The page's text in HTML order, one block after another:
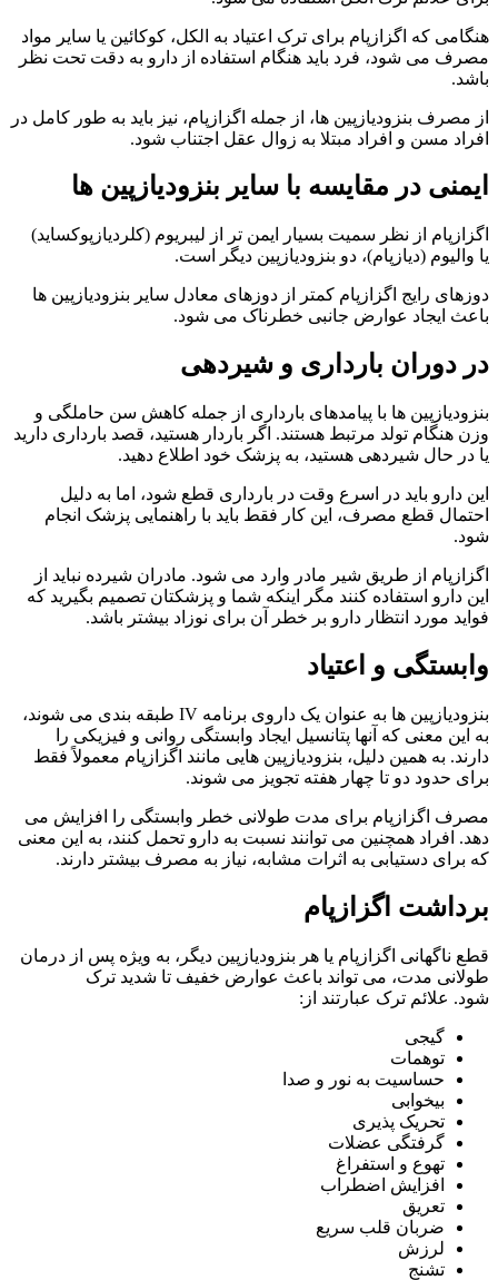
هنگامی که اگزازپام برای ترک اعتیاد به الکل، کوکائین یا سایر مواد
مصرف می شود، فرد باید هنگام استفاده از دارو به دقت تحت نظر
باشد.
از مصرف بنزودیازپین ها، از جمله اگزازپام، نیز باید به طور کامل در
افراد مسن و افراد مبتلا به زوال عقل اجتناب شود.
ایمنی در مقایسه با سایر بنزودیازپین ها
اگزازپام از نظر سمیت بسیار ایمن تر از لیبریوم (کلردیازپوکساید)
یا والیوم (دیازپام)، دو بنزودیازپین دیگر است.
دوزهای رایج اگزازپام کمتر از دوزهای معادل سایر بنزودیازپین ها
باعث ایجاد عوارض جانبی خطرناک می شود.
در دوران بارداری و شیردهی
بنزودیازپین ها با پیامدهای بارداری از جمله کاهش سن حاملگی و
وزن هنگام تولد مرتبط هستند. اگر باردار هستید، قصد بارداری دارید
یا در حال شیردهی هستید، به پزشک خود اطلاع دهید.
این دارو باید در اسرع وقت در بارداری قطع شود، اما به دلیل
احتمال قطع مصرف، این کار فقط باید با راهنمایی پزشک انجام
شود.
اگزازپام از طریق شیر مادر وارد می شود. مادران شیرده نباید از
این دارو استفاده کنند مگر اینکه شما و پزشکتان تصمیم بگیرید که
فواید مورد انتظار دارو بر خطر آن برای نوزاد بیشتر باشد.
وابستگی و اعتیاد
بنزودیازپین ها به عنوان یک داروی برنامه IV طبقه بندی می شوند،
به این معنی که آنها پتانسیل ایجاد وابستگی روانی و فیزیکی را
دارند. به همین دلیل، بنزودیازپین هایی مانند اگزازپام معمولاً فقط
برای حدود دو تا چهار هفته تجویز می شوند.
مصرف اگزازپام برای مدت طولانی خطر وابستگی را افزایش می
دهد. افراد همچنین می توانند نسبت به دارو تحمل کنند، به این معنی
که برای دستیابی به اثرات مشابه، نیاز به مصرف بیشتر دارند.
برداشت اگزازپام
قطع ناگهانی اگزازپام یا هر بنزودیازپین دیگر، به ویژه پس از درمان
طولانی مدت، می تواند باعث عوارض خفیف تا شدید ترک
شود. علائم ترک عبارتند از:
گیجی
توهمات
حساسیت به نور و صدا
بیخوابی
تحریک پذیری
گرفتگی عضلات
تهوع و استفراغ
افزایش اضطراب
تعریق
ضربان قلب سریع
لرزش
تشنج